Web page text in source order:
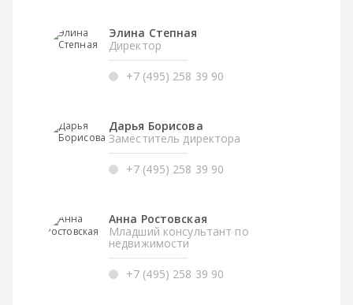
Элина Степная
Директор
+7 (495) 258 39 90
Дарья Борисова
Заместитель директора
+7 (495) 258 39 90
Анна Ростовская
Младший консультант по
недвижимости
+7 (495) 258 39 90